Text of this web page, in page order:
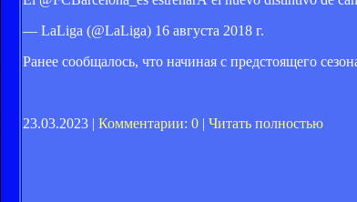
— LaLiga (@LaLiga) 16 августа 2018 г.
Ранее сообщалось, что начиная с предстоящего
23.03.2023 | Комментарии: 0 | Читать полностью